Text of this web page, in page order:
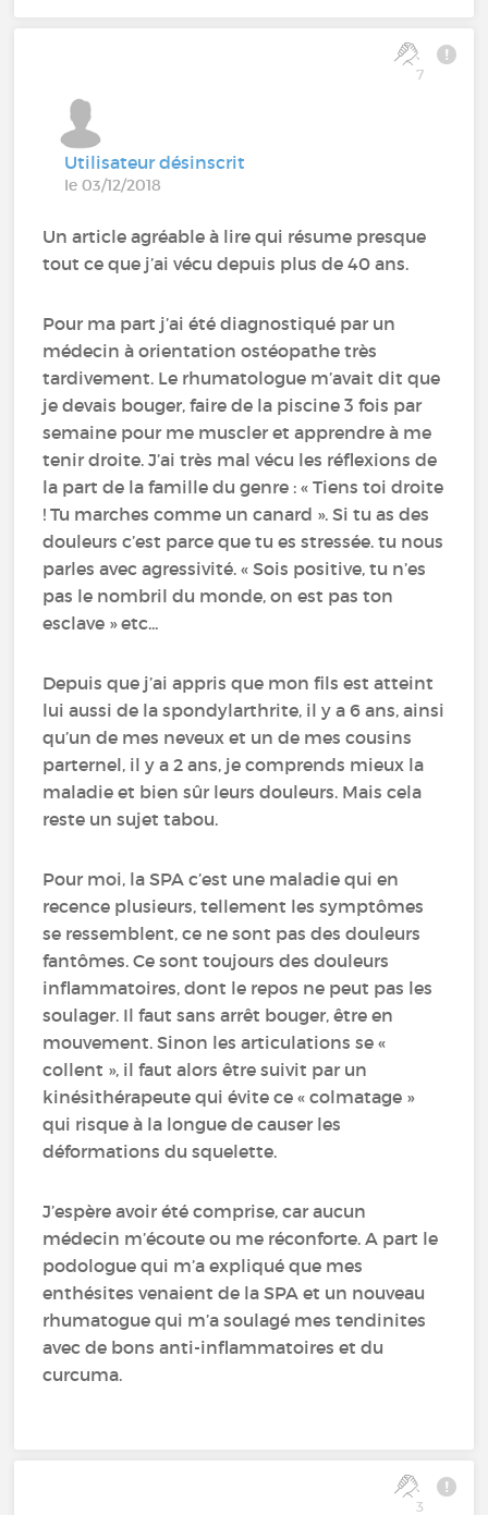
7
Utilisateur désinscrit
le 03/12/2018
Un article agréable à lire qui résume presque
tout ce que j’ai vécu depuis plus de 40 ans.
Pour ma part j’ai été diagnostiqué par un
médecin à orientation ostéopathe très
tardivement. Le rhumatologue m’avait dit que
je devais bouger, faire de la piscine 3 fois par
semaine pour me muscler et apprendre à me
tenir droite. J’ai très mal vécu les réflexions de
la part de la famille du genre : « Tiens toi droite
! Tu marches comme un canard ». Si tu as des
douleurs c’est parce que tu es stressée. tu nous
parles avec agressivité. « Sois positive, tu n’es
pas le nombril du monde, on est pas ton
esclave » etc...
Depuis que j’ai appris que mon fils est atteint
lui aussi de la spondylarthrite, il y a 6 ans, ainsi
qu’un de mes neveux et un de mes cousins
parternel, il y a 2 ans, je comprends mieux la
maladie et bien sûr leurs douleurs. Mais cela
reste un sujet tabou.
Pour moi, la SPA c’est une maladie qui en
recence plusieurs, tellement les symptômes
se ressemblent, ce ne sont pas des douleurs
fantômes. Ce sont toujours des douleurs
inflammatoires, dont le repos ne peut pas les
soulager. Il faut sans arrêt bouger, être en
mouvement. Sinon les articulations se «
collent », il faut alors être suivit par un
kinésithérapeute qui évite ce « colmatage »
qui risque à la longue de causer les
déformations du squelette.
J’espère avoir été comprise, car aucun
médecin m’écoute ou me réconforte. A part le
podologue qui m’a expliqué que mes
enthésites venaient de la SPA et un nouveau
rhumatogue qui m’a soulagé mes tendinites
avec de bons anti-inflammatoires et du
curcuma.
3